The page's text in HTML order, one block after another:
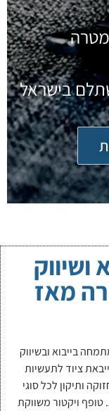
מטרה
בישראל
ושיווק
מאז
בשנת 1970, ומאז מתמחה בייבוא ובשיווק
ציוד לתעשיות
ותיקון לכל סוגי
טופף ויקטור משווקת